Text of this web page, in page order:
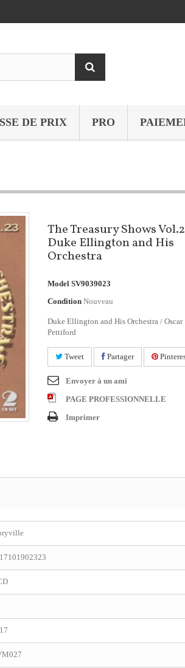
DE PRIX PRO
The Treasury Shows
Duke Ellington and His
Orchestra
Model SV9039023
Condition Nouveau
Duke Ellington and His Orchestra / Oscar
Pettiford
Tweet Partager
Envoyer à un ami
PAGE PROFESSIONNELLE
Imprimer